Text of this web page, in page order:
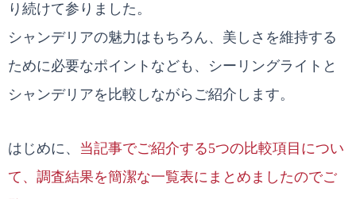
り続けて参りました。
シャンデリアの魅力はもちろん、美しさを維持する
ために必要なポイントなども、シーリングライトと
シャンデリアを比較しながらご紹介します。
はじめに、 当記事でご紹介する5つの比較項目につい
て、調査結果を簡潔な一覧表にまとめましたのでご